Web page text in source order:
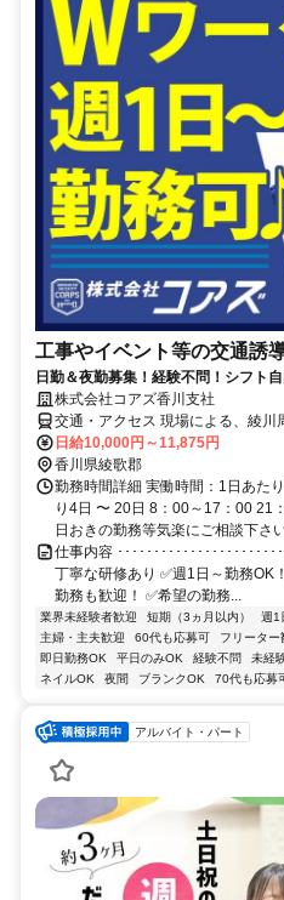
工事やイベント等の交通誘
日勤＆夜勤募集！経験不問！シフト
株式会社コアズ香川支社
交通・アクセス 現場による、綾川
日給10,000円～11,875円
香川県綾歌郡
勤務時間詳細 実働時間：1日あた
り4日 〜 20日 8：00～17：00 21
日おきの勤務等気楽にご相談下さ
仕事内容 ･･････････････････････
丁寧な研修あり ✅週1日～勤務
勤務も歓迎！ ✅希望の勤務...
業界未経験者歓迎 短期（3ヵ月以内） 週1
主婦・主夫歓迎
60代も応募可 フリーター
即日勤務OK
平日のみOK 経験不問 未経
ネイルOK
夜間 ブランクOK 70代も応募
アルバイト・パート